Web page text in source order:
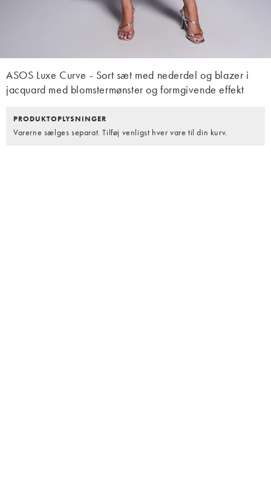
ASOS Luxe Curve - Sort sæt med nederdel og blazer i
jacquard med blomstermønster og formgivende effekt
PRODUKTOPLYSNINGER
Varerne sælges separat. Tilføj venligst hver vare til din kurv.